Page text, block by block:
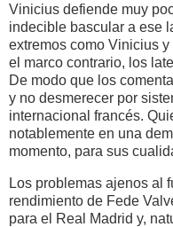
Vinicius defiende muy
indecible bascular a ese
extremos como Vinicius
el marco contrario, los
De modo que los
y no desmerecer por
internacional francés.
notablemente en una
momento, para sus
Los problemas ajenos al
rendimiento de Fede
para el Real Madrid y,